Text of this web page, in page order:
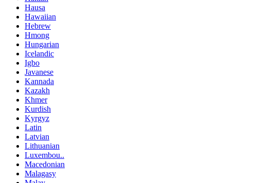
Hausa
Hawaiian
Hebrew
Hmong
Hungarian
Icelandic
Igbo
Javanese
Kannada
Kazakh
Khmer
Kurdish
Kyrgyz
Latin
Latvian
Lithuanian
Luxembou..
Macedonian
Malagasy